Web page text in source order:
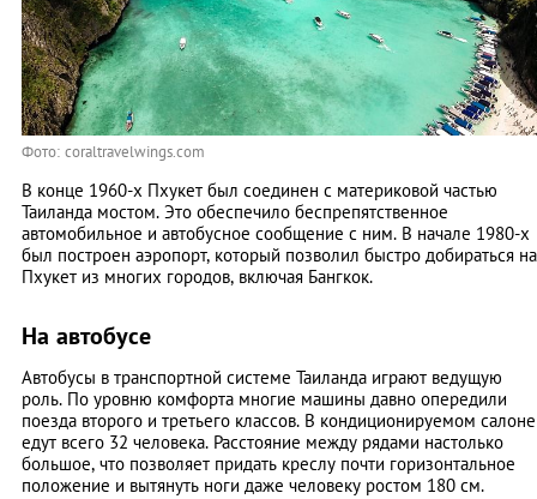
Фото: coraltravelwings.com
В конце 1960-х Пхукет был соединен с материковой частью
Таиланда мостом. Это обеспечило беспрепятственное
автомобильное и автобусное сообщение с ним. В начале 1980-х
был построен аэропорт, который позволил быстро добираться на
Пхукет из многих городов, включая Бангкок.
На автобусе
Автобусы в транспортной системе Таиланда играют ведущую
роль. По уровню комфорта многие машины давно опередили
поезда второго и третьего классов. В кондиционируемом салоне
едут всего 32 человека. Расстояние между рядами настолько
большое, что позволяет придать креслу почти горизонтальное
положение и вытянуть ноги даже человеку ростом 180 см.